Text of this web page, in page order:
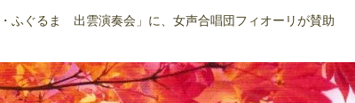
ふぐるま 出雲演奏会」に、女声合唱団フィオーリが賛助